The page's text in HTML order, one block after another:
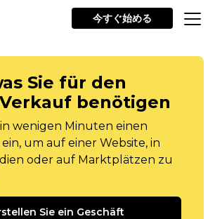
今すぐ始める
Sie für den
benötigen
wenigen Minuten einen
um auf einer Website, in
oder auf Marktplätzen zu
Sie ein Geschäft